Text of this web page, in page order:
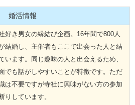
婚活情報
好き男女の縁結び企画。16年間で800人
結婚し、主催者もここで出会った人と結
います。同じ趣味の人と出会えるため、
でも話がしやすいことが特徴です。ただ
は不要ですが寺社に興味がない方の参加
りしています。